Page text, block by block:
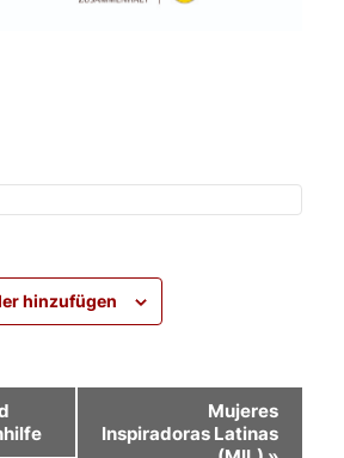
hinzufügen
Mujeres
Inspiradoras Latinas